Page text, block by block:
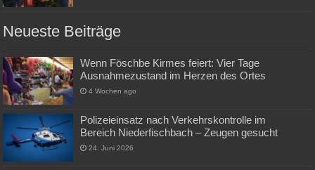
Neueste Beiträge
Wenn Föschbe Kirmes feiert: Vier Tage
Ausnahmezustand im Herzen des Ortes
4 Wochen ago
Polizeieinsatz nach Verkehrskontrolle im
Bereich Niederfischbach – Zeugen gesucht
24. Juni 2026